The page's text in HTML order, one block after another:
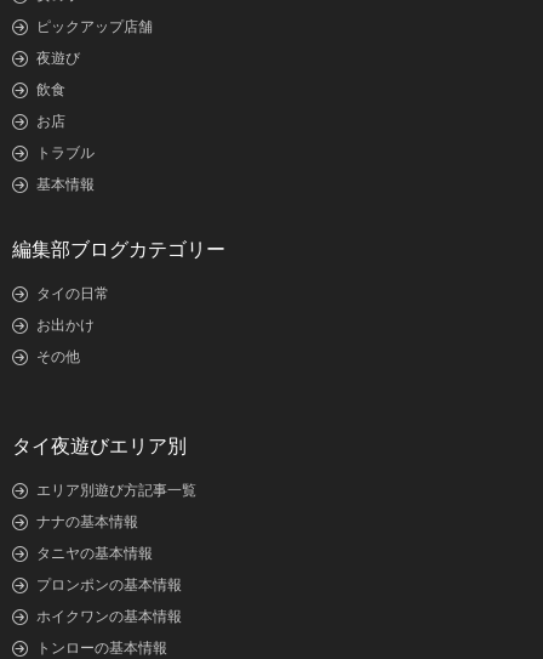
ピックアップ店舗
夜遊び
飲食
お店
トラブル
基本情報
編集部ブログカテゴリー
タイの日常
お出かけ
その他
タイ夜遊びエリア別
エリア別遊び方記事一覧
ナナの基本情報
タニヤの基本情報
プロンポンの基本情報
ホイクワンの基本情報
トンローの基本情報